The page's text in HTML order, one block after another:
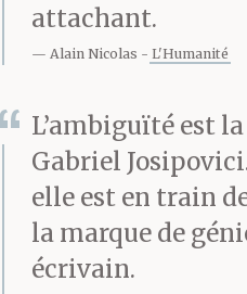
attachant.
Alain Nicolas L'Humanité
L’ambiguïté est
Gabriel
elle est en train
la marque de
écrivain.